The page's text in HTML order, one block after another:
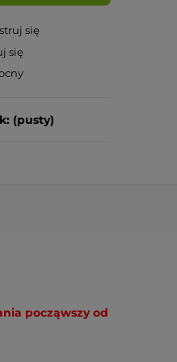
się
się
(pusty)
począwszy od